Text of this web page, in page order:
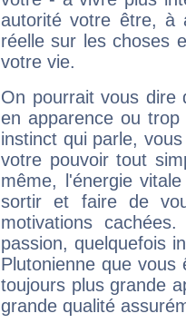
autorité votre être, à
réelle sur les choses
votre vie.
On pourrait vous dire
en apparence ou
instinct qui parle,
votre pouvoir tout
même, l'énergie
sortir et faire de
motivations
passion, quelquefois
Plutonienne que
toujours plus grande
grande qualité